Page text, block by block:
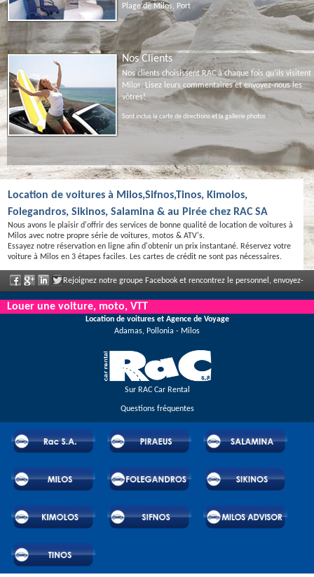
Plage de Milos, Port
Nos Clients
Nos clients choisissent RAC à chaque fois qu'ils visitent
Milos. Lisez leurs commentaires et envoyez-nous les
vôtres!
Sont inclus la carte de directions et la gallerie photos
Location de voitures à Milos,Sifnos,Tinos, Kimolos,
Folegandros, Sikinos, Salamina & au Pirée chez RAC SA
Nous avons le plaisir d'offrir des services de bonne qualité de location de voitures à
Milos avec notre propre série de voitures, motos & ATV's.
Essayez notre réservation en ligne afin d'obtenir un prix instantané. Réservez votre
voiture à Milos en 3 étapes faciles. Les cartes de crédit ne sont pas nécessaires.
Rejoignez notre groupe Facebook et rencontrez le personnel, envoyez-
nous votre commentaire et profitez de nos incroyables remises et offres qui
Louer une voiture, moto, VTT
Location de voitures et Agence de Voyage
Adamas, Pollonia - Milos
Sur RAC Car Rental
Questions fréquentes